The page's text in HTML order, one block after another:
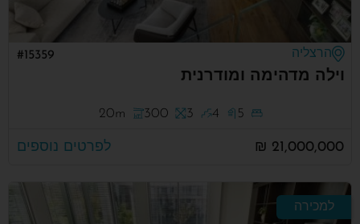
הרצליה
וילה מדהימה ומודרנית
#15359
5
4
3
300
20m
21,000,000 ₪ לפרטים נוספים
למכירה